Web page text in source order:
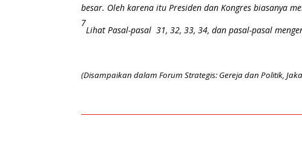
besar. Oleh karena itu Presiden dan Kongres biasanya
7
Lihat Pasal-pasal 31, 32, 33, 34, dan pasal-pasal
(Disampaikan dalam Forum Strategis: Gereja dan Politik,